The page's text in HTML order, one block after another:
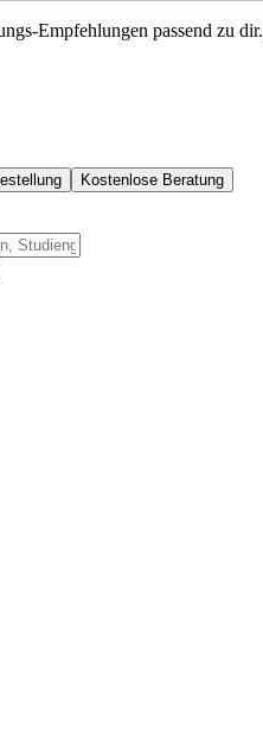
Empfehlungen passend zu dir.
Kostenlose Beratung